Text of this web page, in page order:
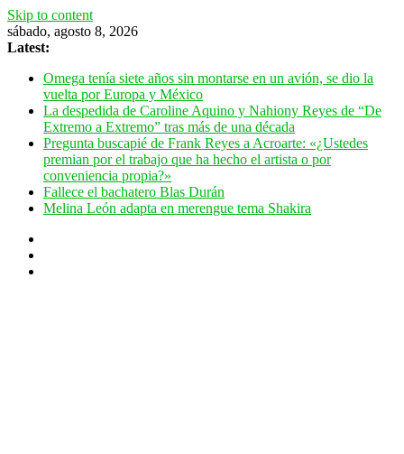
Skip to content
sábado, agosto 8, 2026
Latest:
Omega tenía siete años sin montarse en un avión, se dio la
vuelta por Europa y México
La despedida de Caroline Aquino y Nahiony Reyes de “De
Extremo a Extremo” tras más de una década
Pregunta buscapié de Frank Reyes a Acroarte: «¿Ustedes
premian por el trabajo que ha hecho el artista o por
conveniencia propia?»
Fallece el bachatero Blas Durán
Melina León adapta en merengue tema Shakira